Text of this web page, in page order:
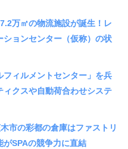
万㎡の物流施設が誕生！レ
ションセンター（仮称）の状
ィルメントセンター」を兵
クスや自動荷合わせシステ
市の彩都の倉庫はファストリ
SPAの競争力に直結